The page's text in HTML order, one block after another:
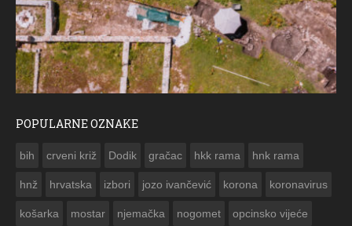
POPULARNE OZNAKE
bih crveni križ Dodik gračac hkk rama hnk rama
hnž hrvatska izbori jozo ivančević korona koronavirus
košarka mostar njemačka nogomet opcinsko vijeće